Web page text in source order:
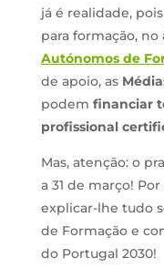
já é realidade,
para formação,
Autónomos de
de apoio, as
podem financiar
profissional
Mas, atenção: o
a 31 de março!
explicar-lhe tudo
de Formação e
do Portugal 2030!